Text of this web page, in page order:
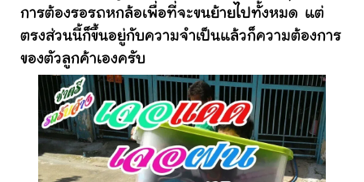
การต้องรอรถหกล้อเพื่อที่จะขนย้ายไปทั้งหมด แต่
ตรงส่วนนี้ก็ขึ้นอยู่กับความจำเป็นแล้วก็ความต้องการ
ของตัวลูกค้าเองครับ